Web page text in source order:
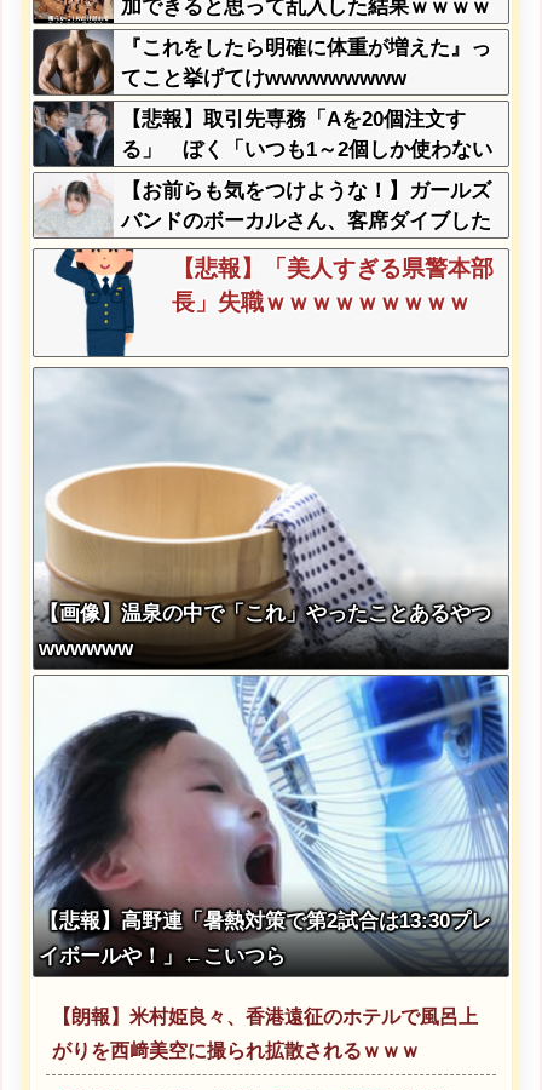
加できると思って乱入した結果ｗｗｗｗ
ｗｗｗｗｗｗ
『これをしたら明確に体重が増えた』っ
てこと挙げてけwwwwwwwww
【悲報】取引先専務「Aを20個注文す
る」 ぼく「いつも1～2個しか使わない
けど本当に20であってる？」 取専「あ
ってる」→結果『こう』なったんだがコ
レワイが悪いんか？？？？？？？？
【お前らも気をつけような！】ガールズ
バンドのボーカルさん、客席ダイブした
結果『こう』なってしまいお気持ち表明
してしまう…
【悲報】「美人すぎる県警本部
長」失職ｗｗｗｗｗｗｗｗｗ
【画像】温泉の中で「これ」やったことあるやつ
wwwwww
【悲報】高野連「暑熱対策で第2試合は13:30プレ
イボールや！」←こいつら
【朗報】米村姫良々、香港遠征のホテルで風呂上
がりを西﨑美空に撮られ拡散されるｗｗｗ